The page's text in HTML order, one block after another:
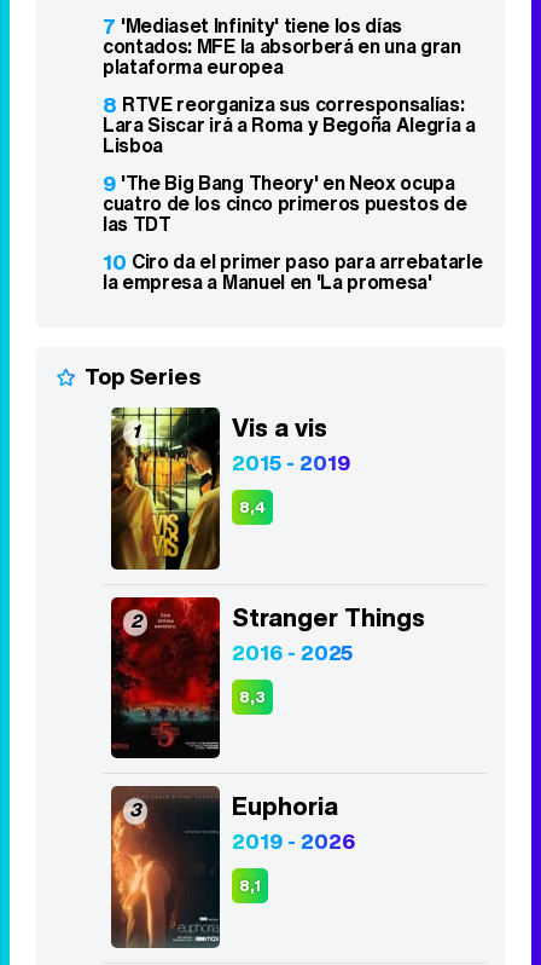
7 'Mediaset Infinity' tiene los días
contados: MFE la absorberá en una gran
plataforma europea
8 RTVE reorganiza sus corresponsalías:
Lara Siscar irá a Roma y Begoña Alegría a
Lisboa
9 'The Big Bang Theory' en Neox ocupa
cuatro de los cinco primeros puestos de
las TDT
10 Ciro da el primer paso para arrebatarle
la empresa a Manuel en 'La promesa'
Top Series
1 Vis a vis
2015 - 2019
8,4
2 Stranger Things
2016 - 2025
8,3
3 Euphoria
2019 - 2026
8,1